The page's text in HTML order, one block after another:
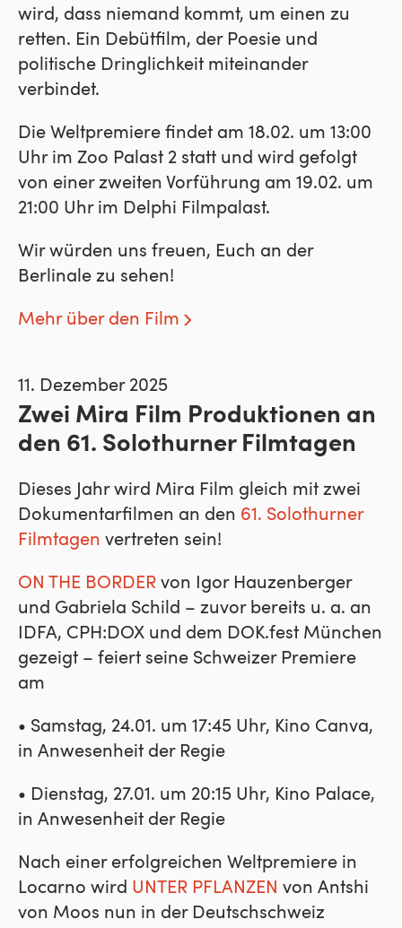
wird, dass niemand kommt, um einen zu
retten. Ein Debütfilm, der Poesie und
politische Dringlichkeit miteinander
verbindet.
Die Weltpremiere findet am 18.02. um 13:00
Uhr im Zoo Palast 2 statt und wird gefolgt
von einer zweiten Vorführung am 19.02. um
21:00 Uhr im Delphi Filmpalast.
Wir würden uns freuen, Euch an der
Berlinale zu sehen!
Mehr über den Film
11. Dezember 2025
Zwei Mira Film Produktionen an
den 61. Solothurner Filmtagen
Dieses Jahr wird Mira Film gleich mit zwei
Dokumentarfilmen an den 61. Solothurner
Filmtagen vertreten sein!
ON THE BORDER von Igor Hauzenberger
und Gabriela Schild – zuvor bereits u. a. an
IDFA, CPH:DOX und dem DOK.fest München
gezeigt – feiert seine Schweizer Premiere
am
• Samstag, 24.01. um 17:45 Uhr, Kino Canva,
in Anwesenheit der Regie
• Dienstag, 27.01. um 20:15 Uhr, Kino Palace,
in Anwesenheit der Regie
Nach einer erfolgreichen Weltpremiere in
Locarno wird UNTER PFLANZEN von Antshi
von Moos nun in der Deutschschweiz